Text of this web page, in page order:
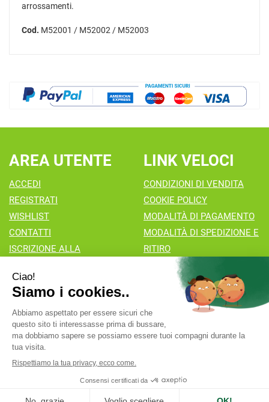
arrossamenti.
Cod. M52001 / M52002 / M52003
AREA UTENTE
ACCEDI
REGISTRATI
WISHLIST
CONTATTI
ISCRIZIONE ALLA
LINK VELOCI
CONDIZIONI DI VENDITA
COOKIE POLICY
MODALITÀ DI PAGAMENTO
MODALITÀ DI SPEDIZIONE E
RITIRO
Farmacia Valaperta Dr. Antonio Pipia
- Via Natale Perego 7
20069 Vaprio d'Adda (MI)
info@farmaciavalaperta.it|Tel.: 02 90 94 880| P.Iva:
Prenofa
Web DesignFulcri srl